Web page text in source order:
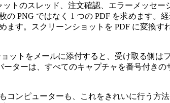
トのスレッド、注文確認、エラーメッセ
PNG ではなく 1 つの PDF を求めます。
す。スクリーンショットを PDF に変換
ットをメールに添付すると、受け取る側
ターは、すべてのキャプチャを番号付き
コンピューターも、これをきれいに行う方